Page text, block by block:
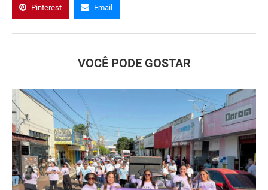
Pinterest Email
VOCÊ PODE GOSTAR